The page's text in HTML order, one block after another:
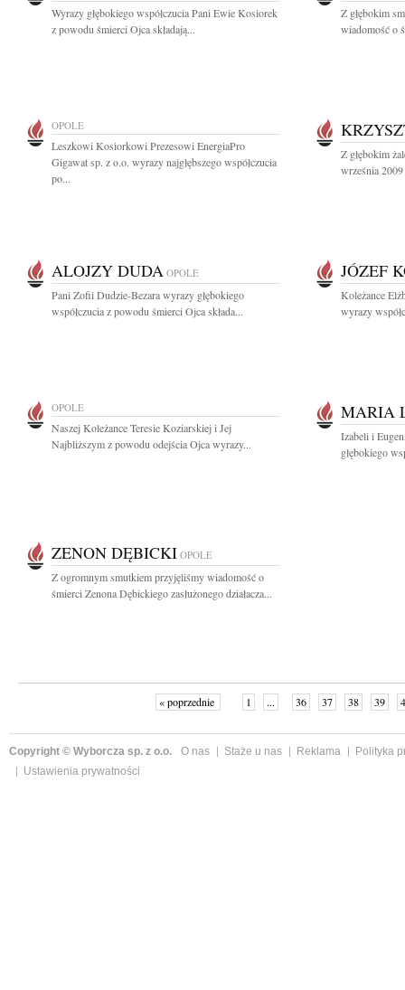
Wyrazy głębokiego współczucia Pani Ewie Kosiorek
z powodu śmierci Ojca składają...
Z głębokim
wiadomość o
OPOLE
Leszkowi Kosiorkowi Prezesowi EnergiaPro
Gigawat sp. z o.o. wyrazy najgłębszego współczucia
po...
Z głębokim
września
ALOJZY DUDA OPOLE
Pani Zofii Dudzie-Bezara wyrazy głębokiego
współczucia z powodu śmierci Ojca składa...
JÓZEF
Koleżance
wyrazy
OPOLE
Naszej Koleżance Teresie Koziarskiej i Jej
Najbliższym z powodu odejścia Ojca wyrazy...
MARIA
Izabeli i
głębokiego
ZENON DĘBICKI OPOLE
Z ogromnym smutkiem przyjęliśmy wiadomość o
śmierci Zenona Dębickiego zasłużonego działacza...
« poprzednie 1 ... 36 37 38 39
Copyright © Wyborcza sp. z o.o. O nas Staże u nas Reklama
Polityka
Ustawienia prywatności